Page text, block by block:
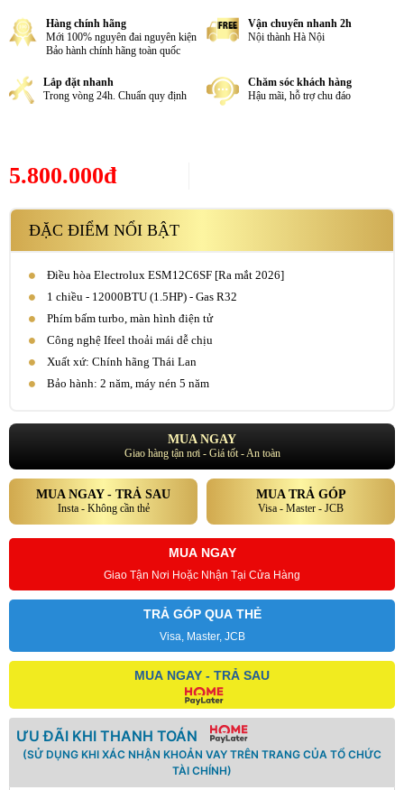
Hàng chính hãng
Mới 100% nguyên đai nguyên kiện
Bảo hành chính hãng toàn quốc
Vận chuyển nhanh 2h
Nội thành Hà Nội
Lắp đặt nhanh
Trong vòng 24h. Chuẩn quy định
Chăm sóc khách hàng
Hậu mãi, hỗ trợ chu đáo
5.800.000đ
ĐẶC ĐIỂM NỔI BẬT
Điều hòa Electrolux ESM12C6SF [Ra mắt 2026]
1 chiều - 12000BTU (1.5HP) - Gas R32
Phím bấm turbo, màn hình điện tử
Công nghệ Ifeel thoải mái dễ chịu
Xuất xứ: Chính hãng Thái Lan
Bảo hành: 2 năm, máy nén 5 năm
MUA NGAY
Giao hàng tận nơi - Giá tốt - An toàn
MUA NGAY - TRẢ SAU
Insta - Không cần thẻ
MUA TRẢ GÓP
Visa - Master - JCB
MUA NGAY
Giao Tận Nơi Hoặc Nhận Tại Cửa Hàng
TRẢ GÓP QUA THẺ
Visa, Master, JCB
MUA NGAY - TRẢ SAU
ƯU ĐÃI KHI THANH TOÁN
(SỬ DỤNG KHI XÁC NHẬN KHOẢN VAY TRÊN TRANG CỦA TỔ CHỨC
TÀI CHÍNH)